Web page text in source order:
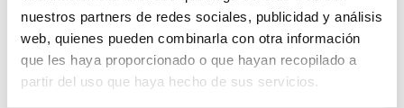
nuestros partners de redes sociales, publicidad y análisis
web, quienes pueden combinarla con otra información
que les haya proporcionado o que hayan recopilado a
partir del uso que haya hecho de sus servicios.
Síguenos en Redes Sociales